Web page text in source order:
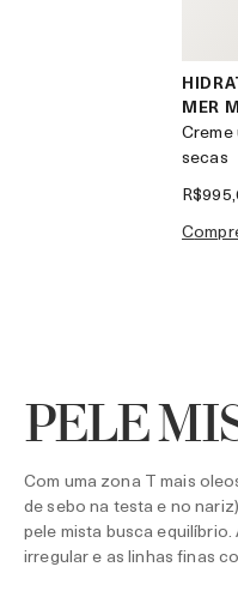
MER
secas
PELE
Com uma zona T mais
de sebo na testa e no
pele mista busca
irregular e as linhas finas